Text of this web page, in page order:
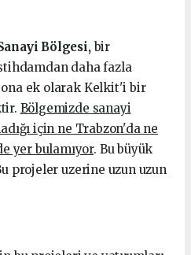
Bölgesi, bir
daha fazla
ek olarak Kelkit'i bir
Bölgemizde sanayi
için ne Trabzon'da ne
yer bulamıyor. Bu büyük
projeler uzerine uzun uzun